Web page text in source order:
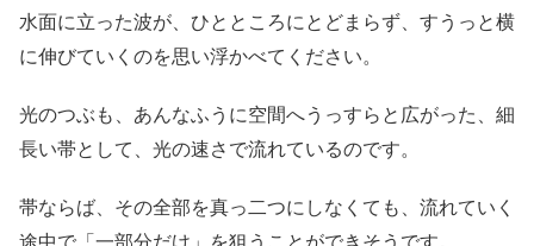
水面に立った波が、ひとところにとどまらず、すうっと横
に伸びていくのを思い浮かべてください。
光のつぶも、あんなふうに空間へうっすらと広がった、細
長い帯として、光の速さで流れているのです。
帯ならば、その全部を真っ二つにしなくても、流れていく
途中で「一部分だけ」を狙うことができそうです。